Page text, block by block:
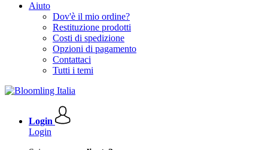
Aiuto
Dov'è il mio ordine?
Restituzione prodotti
Costi di spedizione
Opzioni di pagamento
Contattaci
Tutti i temi
Login
Login